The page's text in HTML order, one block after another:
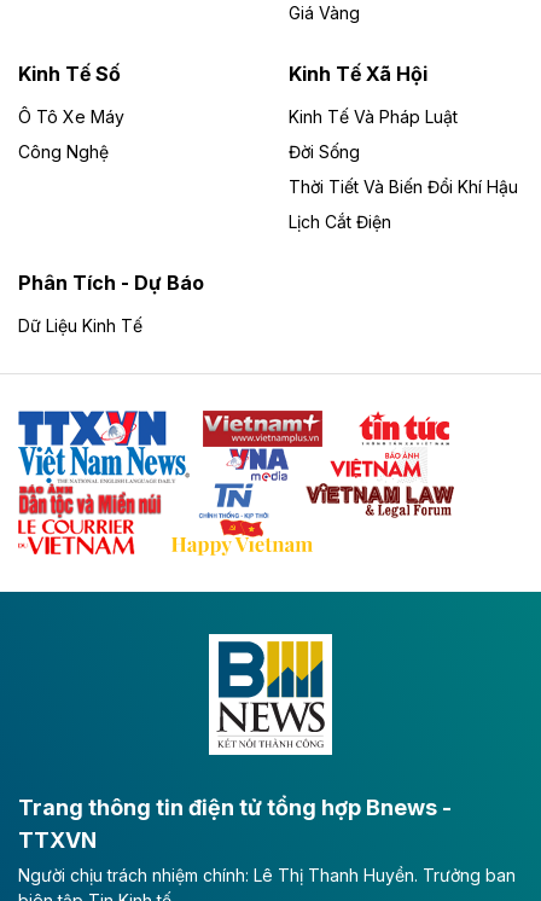
Đồng Nai cho thuê gần 59 ha đất làm khu
công nghiệp ở Long Thành
UBND TP Đồng Nai cho Công ty Amata thuê gần 59 ha
đất để đầu tư khu công nghiệp công nghệ cao Long
Đề xuất hỗ trợ 20.000 tỷ đồng làm cao tốc
Thái Nguyên - Lạng Sơn
Thái Nguyên và các tỉnh trung du, miền núi phía Bắc
với hệ thống cửa khẩu quốc tế tại Lạng Sơn.
Theo baodautu.vn
Đề xuất đầu tư 11.500 tỷ đồng xây dựng cao
tốc CT.11 qua Ninh Bình
Đông A dài khoảng 25,1 km được kỳ vọng sẽ tạo động
lực phát triển kinh tế - xã hội khu vực phía Nam đồng
Long Thành
Tổng công ty Cảng hàng không Việt Nam - CTCP
(ACV) vừa lập kỷ lục mới về lợi nhuận trong quý
Giá Vàng
Kinh Tế Số
Ô Tô Xe Máy
Công Nghệ
Kinh Tế Xã Hội
Kinh Tế Và Pháp Luật
Đời Sống
Thời Tiết Và Biến Đổi Khí Hậu
Lịch Cắt Điện
Phân Tích - Dự Báo
Dữ Liệu Kinh Tế
Trang thông tin điện tử tổng hợp Bnews -
TTXVN
Người chịu trách nhiệm chính: Lê Thị Thanh Huyền. Trưởng ban